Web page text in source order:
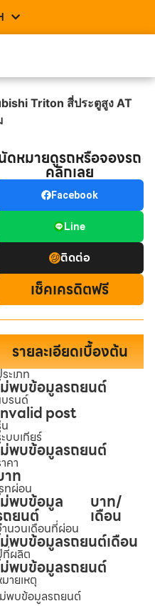
Triton สี่ประตูสูง AT
ดหมายดูรถหรือจองรถ
คลิกเลย
Facebook
Line
ติดต่อ
เช็คเครดิตฟรี
รายละเอียดเบื้องต้น
ะเภท
ม่พบข้อมูลรถยนต์
รนด์
post
บบเกียร์
ม่พบข้อมูลรถยนต์
คา
าท
ทผ่อน
ม่พบข้อมูล
ถยนต์
บาท/
เดือน
นวนเดือนที่ผ่อน
ม่พบข้อมูลรถยนต์เดือน
ผลิต
ม่พบข้อมูลรถยนต์
ายเหตุ
พบข้อมูลรถยนต์